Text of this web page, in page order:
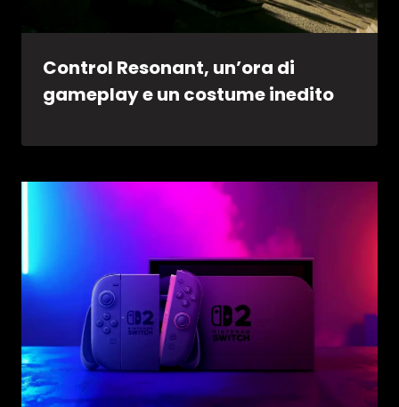
Control Resonant, un’ora di
gameplay e un costume inedito